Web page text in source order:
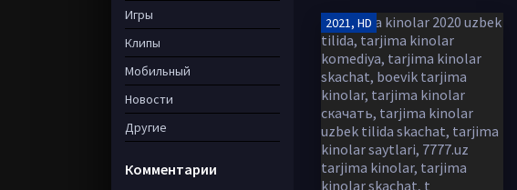
2021, HD
Игры
Клипы
Мобильный
Новости
Другие
Комментарии